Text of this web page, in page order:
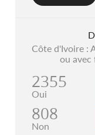
Côte d'Ivoire :
ou avec
2355
Oui
808
Non